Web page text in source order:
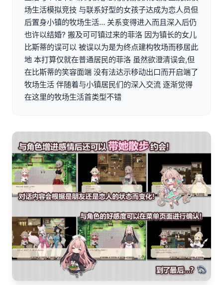
场生活模拟竞技 与联系好型的女孩子达成为恋人员但
后置身小镇的牧场生活… 关系变得进入而且深入后仍
也许以结婚? 搬及可可镇过来的菲洛 因为镇长的女儿
比斯蒂的误可以 被误以为是为终点建构牧场而移居此
地 本打算仅就在普通居民的菲洛 虽然欲澄清误会,但
在比斯蒂的笑容面端 没有法达示移动出口而开启端了
牧场生活 伴随着与小镇居民们的深入交流 逐渐觉得
在这里的牧场生活首类型不错